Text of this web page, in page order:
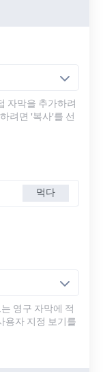
자막을 추가하려
려면 '복사'를 선
먹다
영구 자막에 적
용자 지정 보기를